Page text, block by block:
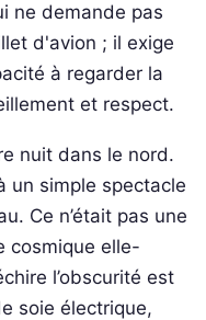
ne demande pas
d'avion ; il exige
à regarder la
et respect.
nuit dans le nord.
un simple spectacle
Ce n’était pas une
cosmique elle-
l’obscurité est
soie électrique,